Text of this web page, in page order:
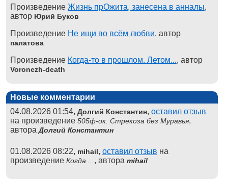
Произведение Жизнь прОжита, занесена в анналы,
автор Юрий Буков
Произведение Не ищи во всём любви, автор
палатова
Произведение Когда-то в прошлом. Летом..., автор
Voronezh-death
Новые комментарии
04.08.2026 01:54, Долгий Константин, оставил отзыв
на произведение 505ф-ок. Стрекоза без Муравья,
автораДолгий Константин
01.08.2026 08:22, mihail, оставил отзыв на
произведение Когда ... , автора mihail